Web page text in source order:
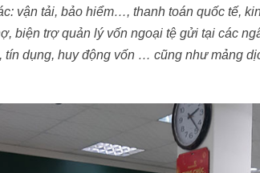
vận tải, bảo hiểm…, thanh toán quốc tế,
biện trợ quản lý vốn ngoại tệ gửi tại các
tín dụng, huy động vốn … cũng như mảng